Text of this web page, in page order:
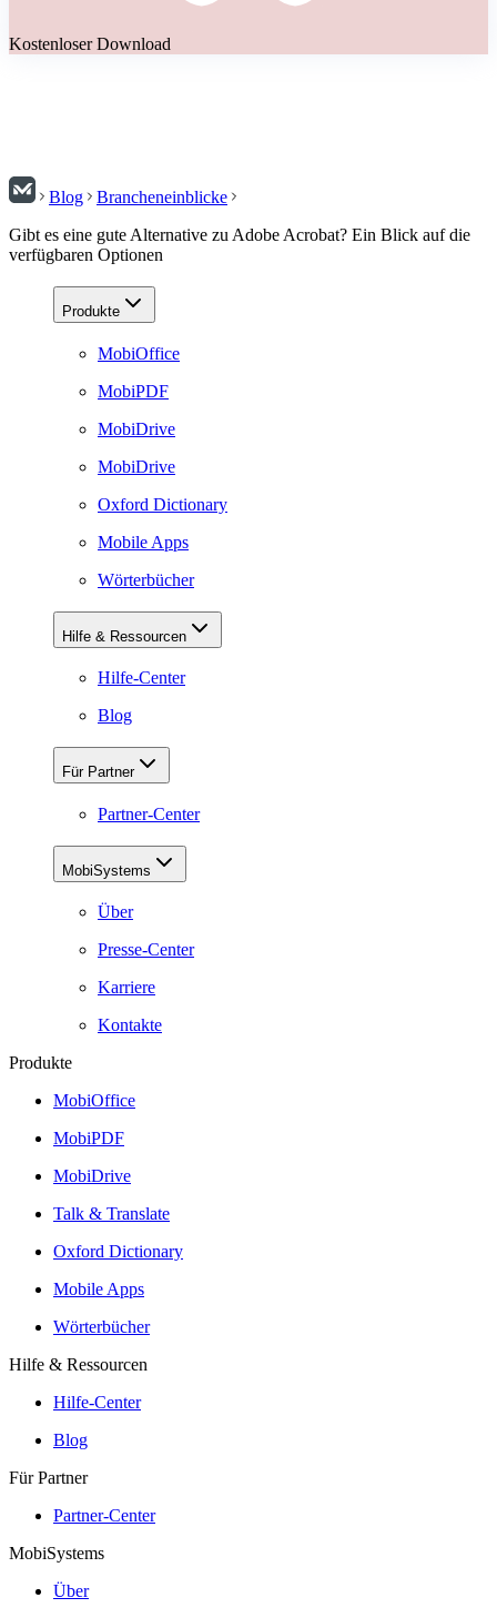
Kostenloser Download
Blog
Brancheneinblicke
Gibt es eine gute Alternative zu Adobe Acrobat? Ein Blick auf die
verfügbaren Optionen
Produkte
MobiOffice
MobiPDF
MobiDrive
MobiDrive
Oxford Dictionary
Mobile Apps
Wörterbücher
Hilfe & Ressourcen
Hilfe-Center
Blog
Für Partner
Partner-Center
MobiSystems
Über
Presse-Center
Karriere
Kontakte
Produkte
MobiOffice
MobiPDF
MobiDrive
Talk & Translate
Oxford Dictionary
Mobile Apps
Wörterbücher
Hilfe & Ressourcen
Hilfe-Center
Blog
Für Partner
Partner-Center
MobiSystems
Über